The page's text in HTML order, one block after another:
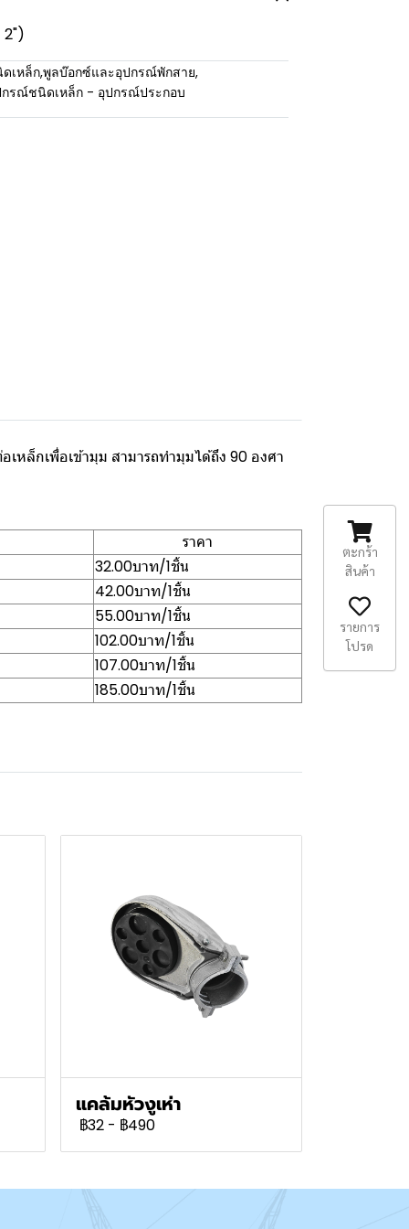
2")
เหล็ก,พูลบ๊อกซ์และอุปกรณ์พักสาย,
รณ์ชนิดเหล็ก - อุปกรณ์ประกอบ
ล็กเพื่อเข้ามุม สามารถทำมุมได้ถึง 90 องศา
ราคา
32.00บาท/1ชิ้น
42.00บาท/1ชิ้น
55.00บาท/1ชิ้น
102.00บาท/1ชิ้น
107.00บาท/1ชิ้น
185.00บาท/1ชิ้น
แคล้มหัวงูเห่า
฿32 - ฿490
ตะกร้า
สินค้า
รายการ
โปรด